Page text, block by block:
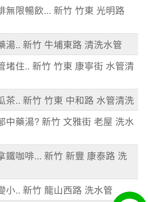
無限暢飲... 新竹 竹東 光明路
湯.. 新竹 牛埔東路 清洗水管
堵住.. 新竹 竹東 康寧街 水管清
茶.. 新竹 竹東 中和路 水管清洗
中藥湯? 新竹 文雅街 老屋 洗水
鐵咖啡... 新竹 新豐 康泰路 洗
小.. 新竹 龍山西路 洗水管